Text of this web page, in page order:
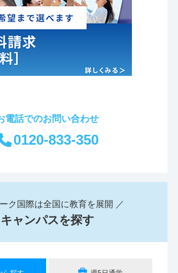
電話でのお問い合わせ
0120-833-350
ク国際は全国に教育を展開 ／
キャンパスを探す